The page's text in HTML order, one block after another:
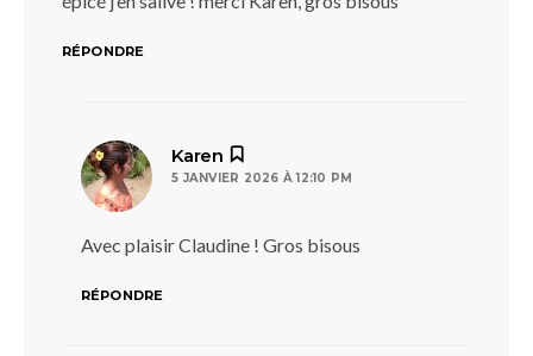
RÉPONDRE
Karen
5 JANVIER 2026 À 12:10 PM
Avec plaisir Claudine ! Gros bisous
RÉPONDRE